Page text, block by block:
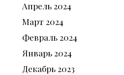
Апрель 2024
Март 2024
Февраль 2024
Январь 2024
Декабрь 2023